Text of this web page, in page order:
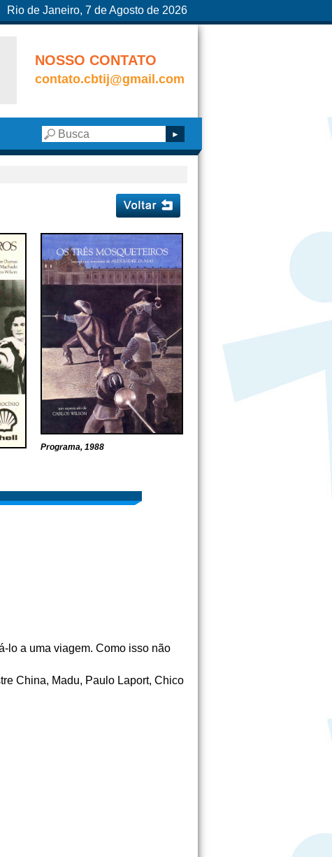
Rio de Janeiro, 7 de Agosto de 2026
NOSSO CONTATO
contato.cbtij@gmail.com
Programa, 1988
lo a uma viagem. Como isso não
China, Madu, Paulo Laport, Chico